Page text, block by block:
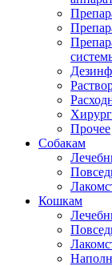
Прочее
Собакам
Кошкам